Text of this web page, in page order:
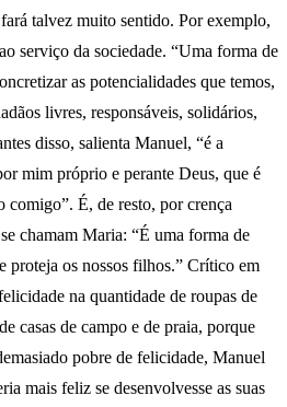
talvez muito sentido. Por exemplo,
serviço da sociedade. “Uma forma de
as potencialidades que temos,
livres, responsáveis, solidários,
disso, salienta Manuel, “é a
mim próprio e perante Deus, que é
comigo”. É, de resto, por crença
chamam Maria: “É uma forma de
proteja os nossos filhos.” Crítico em
na quantidade de roupas de
casas de campo e de praia, porque
pobre de felicidade, Manuel
mais feliz se desenvolvesse as suas